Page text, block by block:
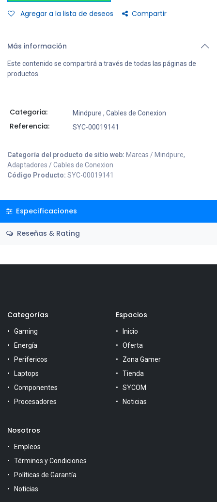
Agregar a la lista de deseos Compartir
Más información
Este contenido se compartirá a través de todas las páginas de
productos.
Categoria: Mindpure , Cables de Conexion
Referencia: SYC-00019141
Categoría del producto de sitio web: Marcas / Mindpure,
Adaptadores / Cables de Conexion
Código Producto: SYC-00019141
Especificaciones
Reseñas & Rating
Categorías
Gaming
Energía
Perifericos
Laptops
Componentes
Procesadores
Espacios
Inicio
Oferta
Zona Gamer
Tienda
SYCOM
Noticias
Nosotros
Empleos
Términos y Condiciones
Políticas de Garantía
Noticias